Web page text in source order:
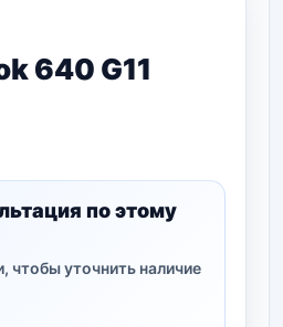
640 G11
по этому
чтобы уточнить наличие